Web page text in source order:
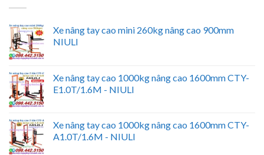
Xe nâng tay cao mini 260kg nâng cao 900mm
NIULI
Xe nâng tay cao 1000kg nâng cao 1600mm CTY-
E1.0T/1.6M - NIULI
Xe nâng tay cao 1000kg nâng cao 1600mm CTY-
A1.0T/1.6M - NIULI